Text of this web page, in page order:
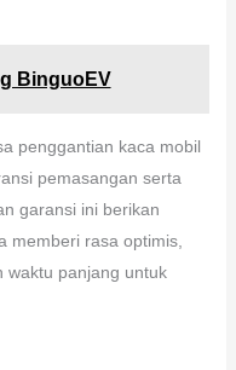
BinguoEV
penggantian kaca mobil
pemasangan serta
garansi ini berikan
memberi rasa optimis,
waktu panjang untuk